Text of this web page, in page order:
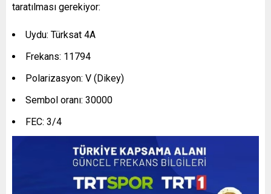
taratılması gerekiyor:
Uydu: Türksat 4A
Frekans: 11794
Polarizasyon: V (Dikey)
Sembol oranı: 30000
FEC: 3/4